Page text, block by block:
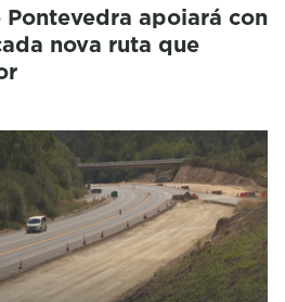
apoiará con
nova ruta que